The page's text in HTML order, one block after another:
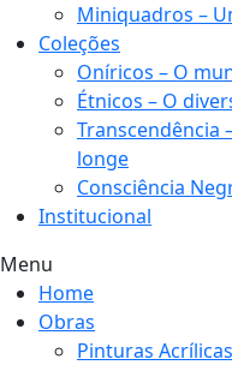
Miniquadros –
Coleções
Oníricos – O
Étnicos – O
Transcendência
longe
Consciência
Institucional
Menu
Home
Obras
Pinturas Acrílicas